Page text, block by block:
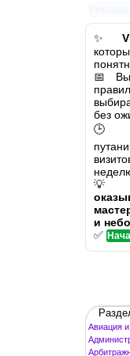
✨
📅 Вы
без
🕒 В
💡
и
✅
Авиация